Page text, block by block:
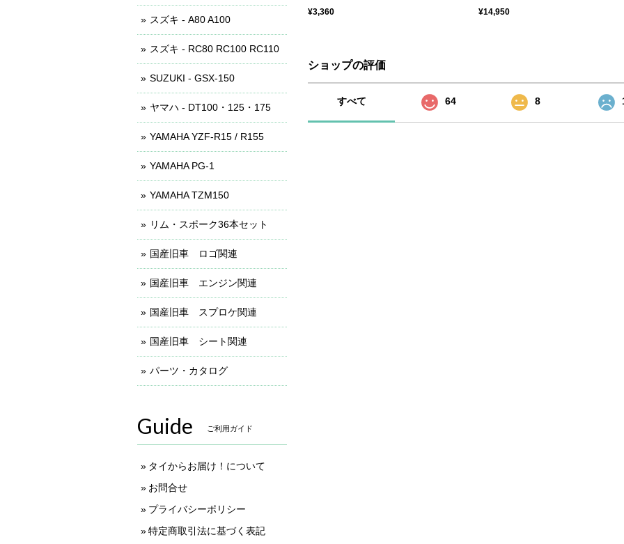
¥3,360 ¥14,950
ショップの評価
すべて 64 8
スズキ - A80 A100
スズキ - RC80 RC100 RC110
SUZUKI - GSX-150
ヤマハ - DT100・125・175
YAMAHA YZF-R15 / R155
YAMAHA PG-1
YAMAHA TZM150
リム・スポーク36本セット
国産旧車 ロゴ関連
国産旧車 エンジン関連
国産旧車 スプロケ関連
国産旧車 シート関連
パーツ・カタログ
Guide ご利用ガイド
タイからお届け！について
お問合せ
プライバシーポリシー
特定商取引法に基づく表記